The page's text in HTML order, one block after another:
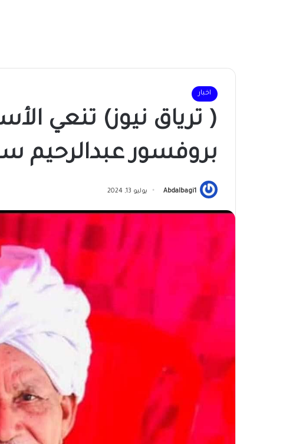
اخبار
( ترياق نيوز) تنعي
بروفسور عبدالرحيم
Abdalbagi1 يوليو 13, 2024